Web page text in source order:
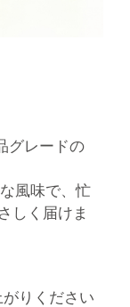
グレードの
風味で、忙
しく届けま
りください